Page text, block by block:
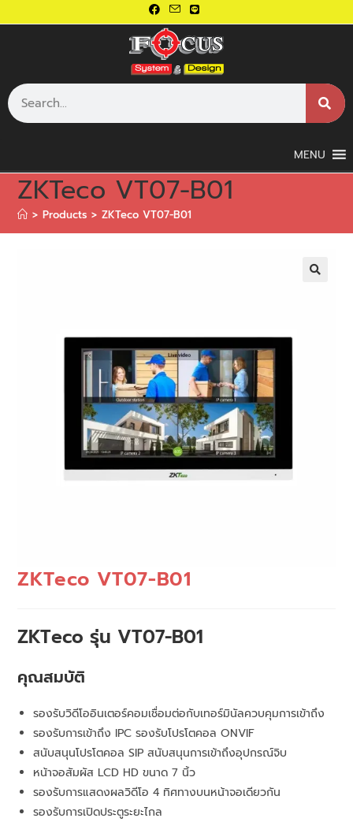
MENU
ZKTeco VT07-B01
> Products > ZKTeco VT07-B01
ZKTeco VT07-B01
ZKTeco รุ่น VT07-B01
คุณสมบัติ
รองรับวิดีโออินเตอร์คอมเชื่อมต่อกับเทอร์มินัลควบคุมการเข้าถึง
รองรับการเข้าถึง IPC รองรับโปรโตคอล ONVIF
สนับสนุนโปรโตคอล SIP สนับสนุนการเข้าถึงอุปกรณ์จิบ
หน้าจอสัมผัส LCD HD ขนาด 7 นิ้ว
รองรับการแสดงผลวิดีโอ 4 ทิศทางบนหน้าจอเดียวกัน
รองรับการเปิดประตูระยะไกล